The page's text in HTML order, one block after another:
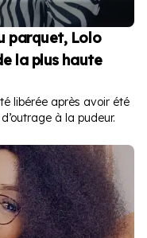
parquet, Lolo
la plus haute
libérée après avoir été
à la pudeur.